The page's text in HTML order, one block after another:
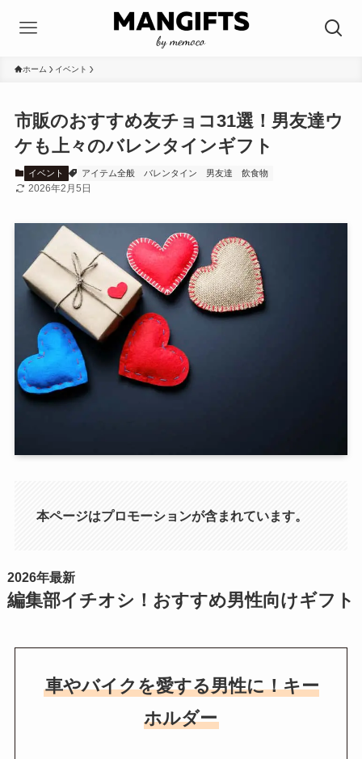
ホーム イベント
市販のおすすめ友チョコ31選！男友達ウ
ケも上々のバレンタインギフト
イベント アイテム全般 バレンタイン 男友達 飲食物
2026年2月5日
本ページはプロモーションが含まれています。
2026年最新
編集部イチオシ！おすすめ男性向けギフト
車やバイクを愛する男性に！キー
ホルダー